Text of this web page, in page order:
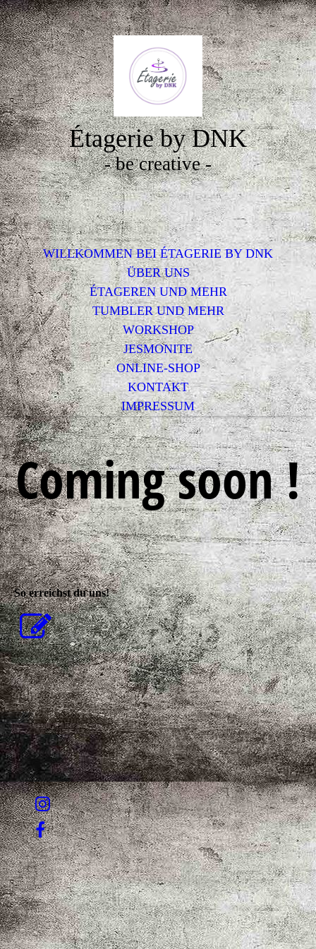
Étagerie by DNK
- be creative -
WILLKOMMEN BEI ÉTAGERIE BY DNK
ÜBER UNS
ÉTAGEREN UND MEHR
TUMBLER UND MEHR
WORKSHOP
JESMONITE
ONLINE-SHOP
KONTAKT
IMPRESSUM
Coming soon !
So erreichst du uns!